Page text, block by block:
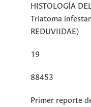
HISTOLOGÍA
Triatoma
REDUVIIDAE)
19
88453
Primer reporte